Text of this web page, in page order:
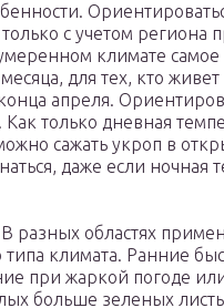
с учетом региона
климате
для тех, кто
апреля.
только дневная
сажать укроп в
даже если ночная
разных областях
типа климата. Ранние
при жаркой погоде
больше зеленых